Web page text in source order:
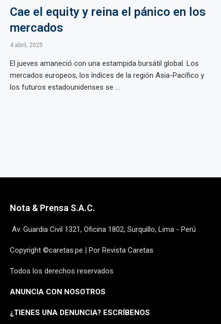
Cae el equity y reina el pánico en los
mercados
4 abril, 2025
El jueves amaneció con una estampida bursátil global. Los
mercados europeos, los índices de la región Asia-Pacífico y
los futuros estadounidenses se ...
Nota & Prensa S.A.C.
Av. Guardia Civil 1321, Oficina 1802, Surquillo, Lima - Perú
Copyright ©caretas.pe | Por Revista Caretas
Todos los derechos reservados
ANUNCIA CON NOSOTROS
¿TIENES UNA DENUNCIA? ESCRÍBENOS